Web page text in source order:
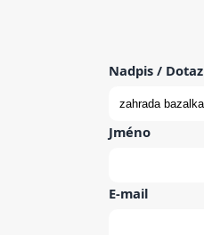
Nadpis / Dotaz
Jméno
E-mail